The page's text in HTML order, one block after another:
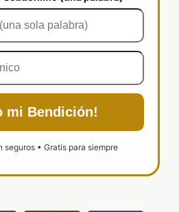
mi Bendición!
seguros • Gratis para siempre